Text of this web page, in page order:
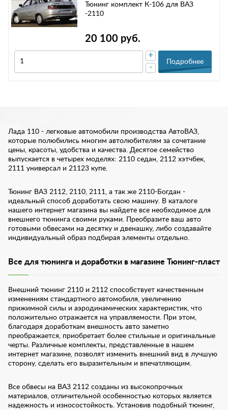
Тюнинг комплект К-106 для ВАЗ
-2110
20 100 руб.
-
+
Подробнее
Лада 110 - легковые автомобили производства АвтоВАЗ,
которые полюбились многим автолюбителям за сочетание
цены, красоты, удобства и качества. Десятое семейство
выпускается в четырех моделях: 2110 седан, 2112 хэтчбек,
2111 универсал и 21123 купе.
Тюнинг ВАЗ 2112, 2110, 2111, а так же 2110-Богдан -
идеальный способ доработать свою машину. В каталоге
нашего интернет магазина вы найдете все необходимое для
внешнего тюнинга своими руками. Преобразите ваш авто
готовыми обвесами на десятку и двенашку, либо создавайте
индивидуальный образ подбирая элементы отдельно.
Все для тюнинга и доработки в магазине Тюнинг-пласт
Внешний тюнинг 2110 и 2112 способствует качественным
изменениям стандартного автомобиля, увеличению
прижимной силы и аэродинамических характеристик, что
положительно отражается на управляемости. При этом,
благодаря доработкам внешность авто заметно
преображается, приобретает более стильные и оригинальные
черты. Различные комплекты, представленные в нашем
интернет магазине, позволят изменить внешний вид в лучшую
сторону, сделать его выразительным и впечатляющим.
Все обвесы на ВАЗ 2112 созданы из высокопрочных
материалов, отличительной особенностью которых является
надежность и износостойкость. Установив подобный тюнинг,